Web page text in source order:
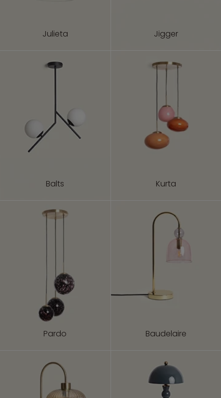
Julieta Jigger
Balts Kurta
Pardo Baudelaire